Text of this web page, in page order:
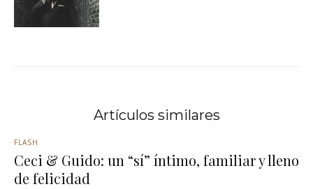
Artículos similares
FLASH
Ceci & Guido: un “sí” íntimo, familiar y lleno
de felicidad